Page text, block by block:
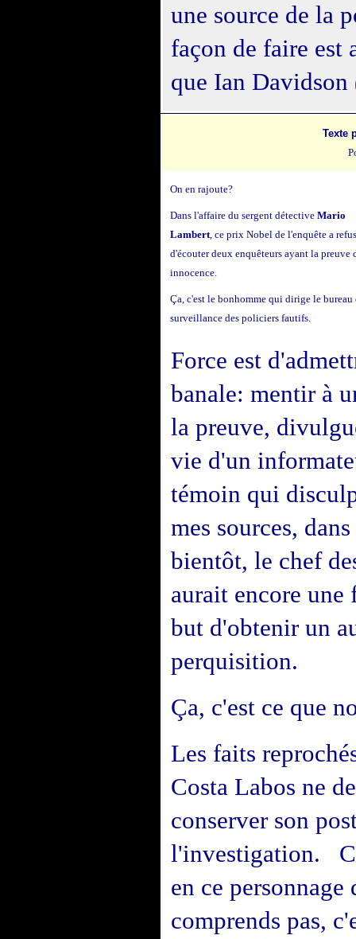
une source de la
façon de faire est
que Ian Davidson
Texte
On en rajoute?
Dans l'affaire du sergent détective Mario
Lambert, ce prix Nobel de l'enquête a
d'écouter deux enquêteurs ayant la preuve
innocence.
Ça, c'est le bonhomme qui dirige le bureau
surveillance des policiers fautifs.
Force est
banale: mentir à
la preuve,
vie d'un
témoin qui
mes sources,
bientôt, le chef
aurait encore
but d'obtenir un
perquisition.
Ça, c'est ce que
Les faits
Costa Labos ne
conserver son
l'investigation.
en ce
comprends pas,